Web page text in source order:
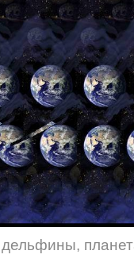
дельфины,